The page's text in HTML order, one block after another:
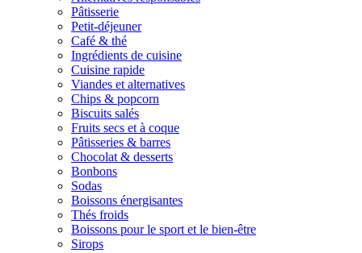
Pâtisserie
Petit-déjeuner
Café & thé
Ingrédients de cuisine
Cuisine rapide
Viandes et alternatives
Chips & popcorn
Biscuits salés
Fruits secs et à coque
Pâtisseries & barres
Chocolat & desserts
Bonbons
Sodas
Boissons énergisantes
Thés froids
Boissons pour le sport et le bien-être
Sirops